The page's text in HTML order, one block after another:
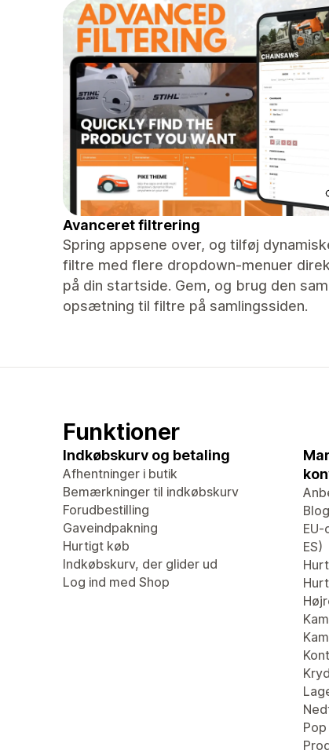
Avanceret filtrering
Spring appsene over, og tilføj
filtre med flere dropdown-menuer
på din startside. Gem, og brug den
opsætning til filtre på samlingssiden.
Funktioner
Indkøbskurv og betaling
Afhentninger i butik
Bemærkninger til indkøbskurv
Forudbestilling
Gaveindpakning
Hurtigt køb
Indkøbskurv, der glider ud
Log ind med Shop
ES)